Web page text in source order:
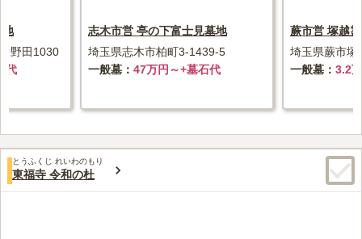
地
野田1030
代
志木市営 亭の下富士見墓地
埼玉県志木市柏町3-1439-5
一般墓
47万円～+墓石代
蕨市営 塚越
埼玉県蕨市塚
一般墓
3.2
とうふくじ れいわのもり
東福寺 令和の杜